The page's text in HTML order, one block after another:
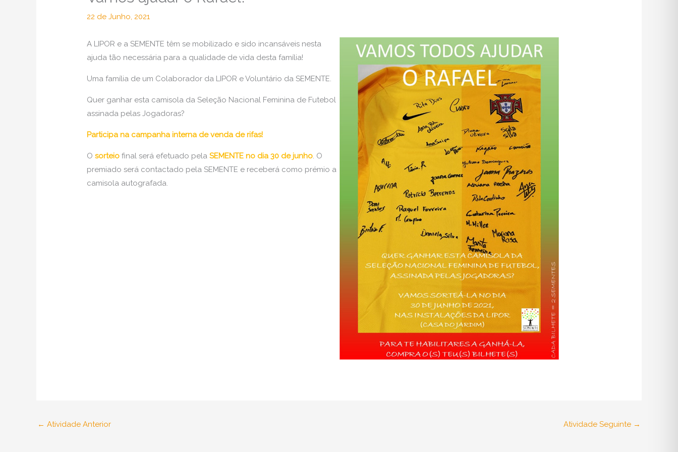
22 de Junho, 2021
A LIPOR e a SEMENTE têm se mobilizado e sido incansáveis nesta
ajuda tão necessária para a qualidade de vida desta família!
Uma família de um Colaborador da LIPOR e Voluntário da SEMENTE.
Quer ganhar esta camisola da Seleção Nacional Feminina de Futebol
assinada pelas Jogadoras?
Participa na campanha interna de venda de rifas!
O sorteio final será efetuado pela SEMENTE no dia 30 de junho. O
premiado será contactado pela SEMENTE e receberá como prémio a
camisola autografada.
← Atividade Anterior Atividade Seguinte →